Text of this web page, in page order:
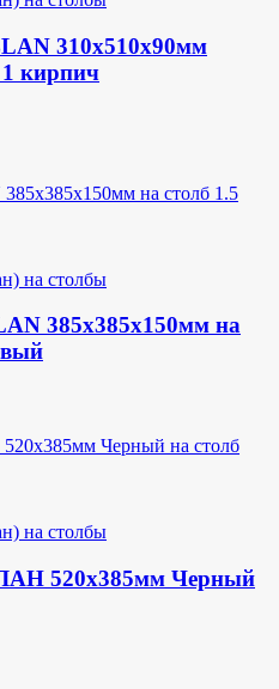
310х510х90мм
кирпич
на столбы
385х385х150мм на
на столбы
520х385мм Черный